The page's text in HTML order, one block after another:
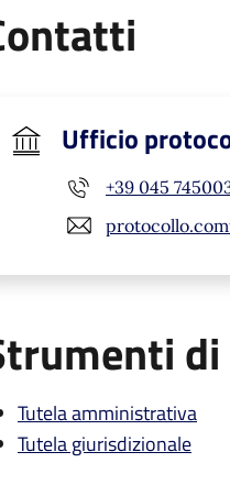
Ufficio
+39 045
Tutela amministrativa
Tutela giurisdizionale